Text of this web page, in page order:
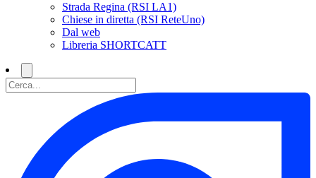
Strada Regina (RSI LA1)
Chiese in diretta (RSI ReteUno)
Dal web
Libreria SHORTCATT